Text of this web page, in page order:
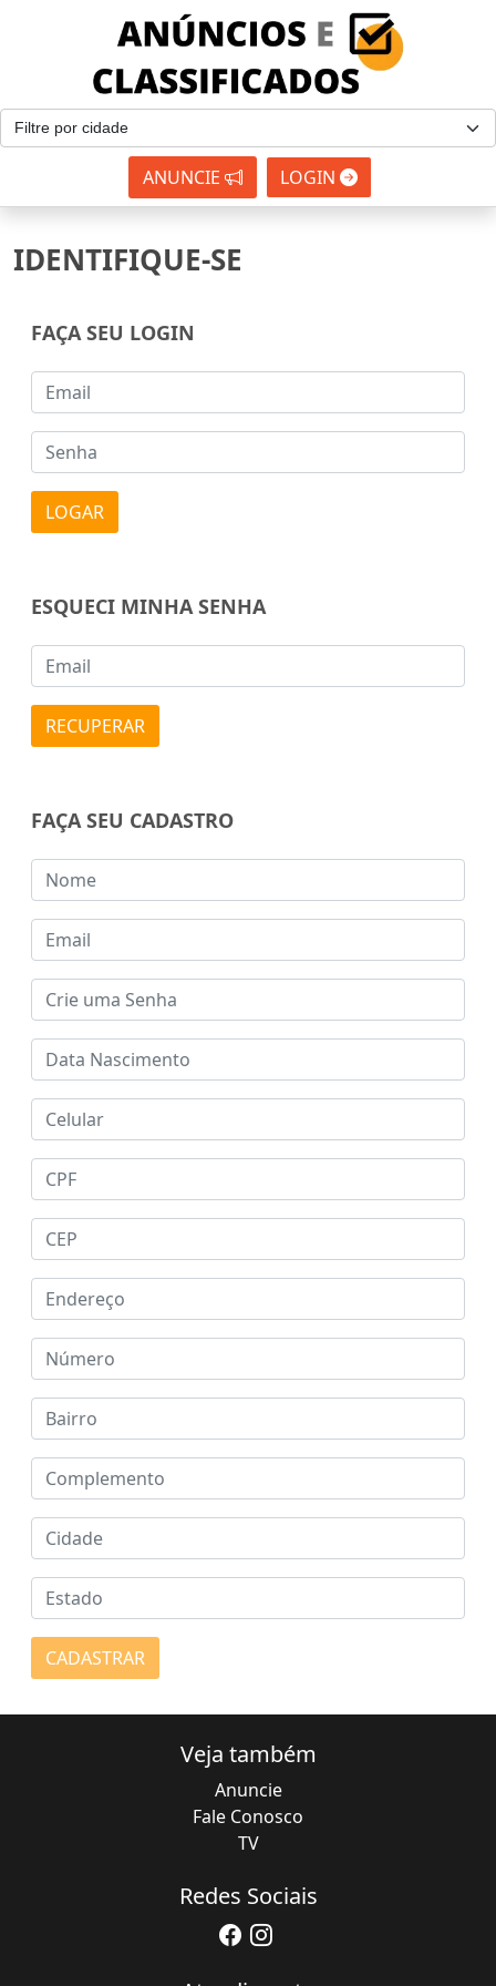
ANUNCIE LOGIN
IDENTIFIQUE-SE
FAÇA SEU LOGIN
LOGAR
ESQUECI MINHA SENHA
RECUPERAR
FAÇA SEU CADASTRO
CADASTRAR
Veja também
Anuncie
Fale Conosco
TV
Redes Sociais